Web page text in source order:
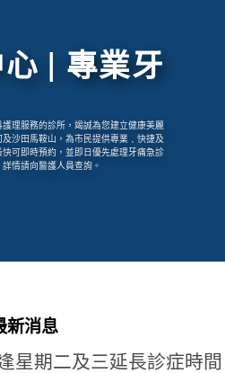
| 專業牙
理服務的診所，竭誠為您建立健康美麗
沙田馬鞍山，為市民提供專業﹑快捷及
可即時預約，並即日優先處理牙痛急診
情請向醫護人員查詢。
新消息
星期二及三延長診症時間